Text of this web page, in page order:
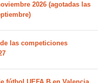
2026 (agotadas las
las competiciones